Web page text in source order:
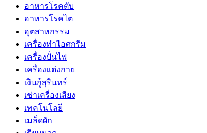
อาหารโรคตับ
อาหารโรคไต
อุตสาหกรรม
เครื่องทำไอศกรีม
เครื่องปั่นไฟ
เครื่องแต่งกาย
เงินกู้สุรินทร์
เช่าเครื่องเสียง
เทคโนโลยี
เมล็ดผัก